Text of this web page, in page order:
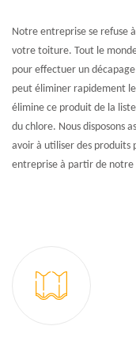
Notre entreprise se refuse
votre toiture. Tout le
pour effectuer un décapage
peut éliminer rapidement
élimine ce produit de la
du chlore. Nous disposons
avoir à utiliser des produits
entreprise à partir de notre